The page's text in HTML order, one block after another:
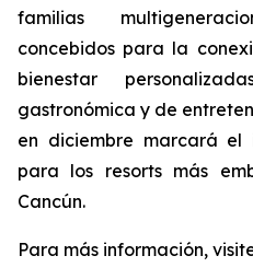
familias
concebidos para la
bienestar
gastronómica y de
en diciembre marcará
para los resorts más
Cancún.
Para más información,